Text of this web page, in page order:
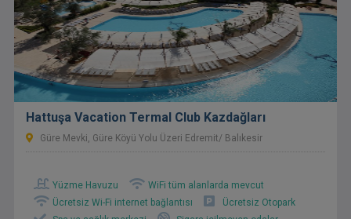
Hattuşa Vacation Termal Club Kazdağları
Güre Mevki, Güre Köyü Yolu Üzeri Edremit/ Balıkesir
Yüzme Havuzu
WiFi tüm alanlarda mevcut
Ücretsiz Wi-Fi internet bağlantısı
Ücretsiz Otopark